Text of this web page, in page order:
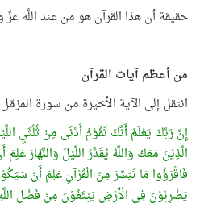
حقيقة أن هذا القرآن هو من عند اللَّه
من أعظم آيات القرآن
انتقل إلى الآية الأخيرة من سورة
إِنَّ رَبَّكَ يَعْلَمُ أَنَّكَ تَقُوْمُ أَدْنَى مِنْ ثُلُثَيِ
الَّذِيْنَ مَعَكَ وَاللَّهُ يُقَدِّرُ اللَّيْلَ وَالنَّهَارَ
فَاقْرَؤُوا مَا تَيَسَّرَ مِنَ الْقُرْآنِ عَلِمَ أَنْ
يَضْرِبُوْنَ فِي الْأَرْضِ يَبْتَغُوْنَ مِنْ فَضْلِ